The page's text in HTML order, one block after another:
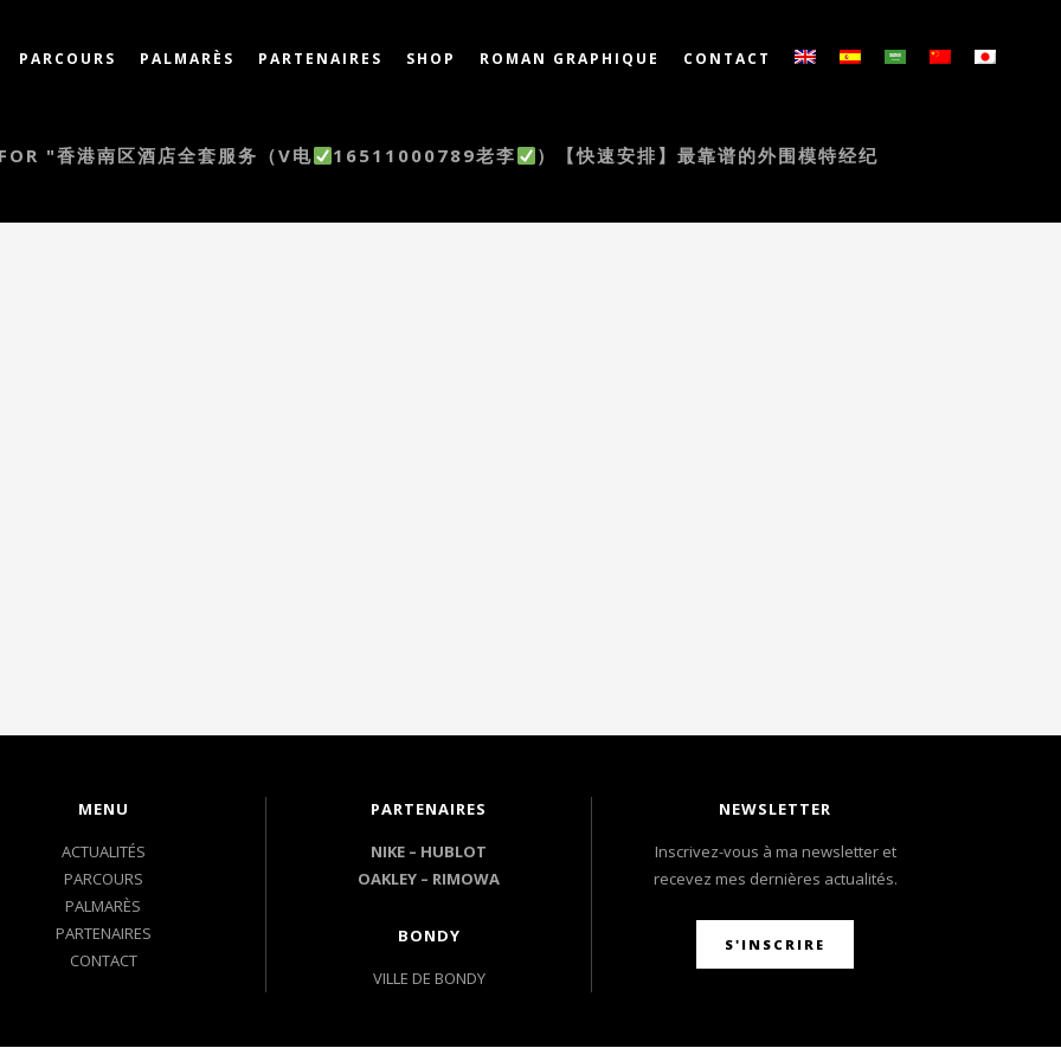
PARCOURS PALMARÈS PARTENAIRES SHOP ROMAN GRAPHIQUE CONTACT
"香港南区酒店全套服务（V电 16511000789老李
）【快速安排】最靠谱的外围模特经纪
MENU
ACTUALITÉS
PARCOURS
PALMARÈS
PARTENAIRES
CONTACT
PARTENAIRES
NIKE – HUBLOT
OAKLEY – RIMOWA
BONDY
VILLE DE BONDY
NEWSLETTER
Inscrivez-vous à ma newsletter et
recevez mes dernières actualités.
S'INSCRIRE